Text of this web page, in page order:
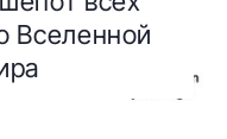
Вселенной